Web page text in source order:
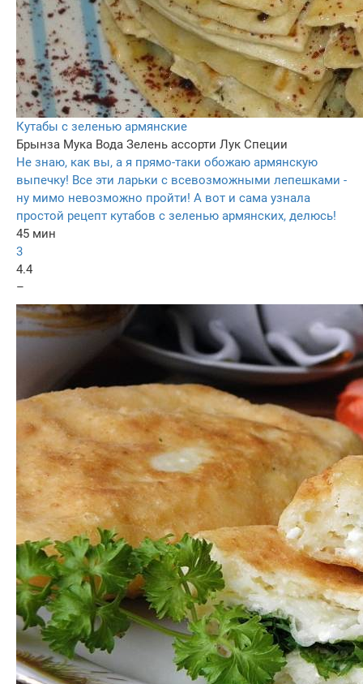
Кутабы с зеленью армянские
Брынза Мука Вода Зелень ассорти Лук Специи
Не знаю, как вы, а я прямо-таки обожаю армянскую
выпечку! Все эти ларьки с всевозможными лепешками -
ну мимо невозможно пройти! А вот и сама узнала
простой рецепт кутабов с зеленью армянских, делюсь!
45 мин
3
4.4
–